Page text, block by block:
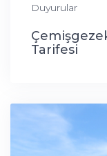
Duyurular
Tarifesi